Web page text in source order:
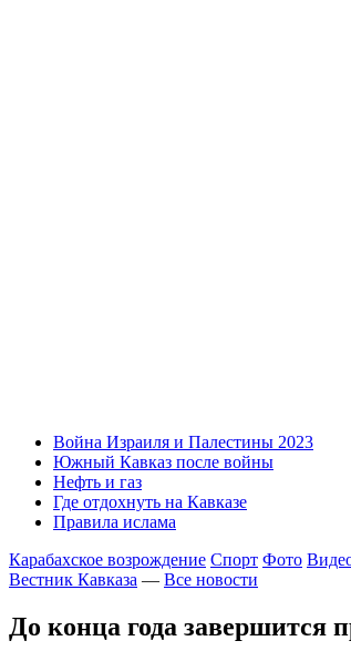
Война Израиля и Палестины 2023
Южный Кавказ после войны
Нефть и газ
Где отдохнуть на Кавказе
Правила ислама
Карабахское возрождение Спорт Фото
Вестник Кавказа — Все новости
До конца года завершится